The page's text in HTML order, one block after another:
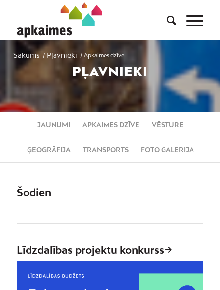
Sākums / Pļavnieki / Apkaimes dzīve
PĻAVNIEKI
JAUNUMI APKAIMES DZĪVE VĒSTURE
ĢEOGRĀFIJA TRANSPORTS FOTO GALERIJA
Šodien
Līdzdalības projektu konkurss